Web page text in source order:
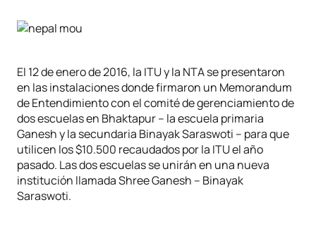
El 12 de enero de 2016, la ITU y la NTA se presentaron
en las instalaciones donde firmaron un Memorandum
de Entendimiento con el comité de gerenciamiento de
dos escuelas en Bhaktapur – la escuela primaria
Ganesh y la secundaria Binayak Saraswoti – para que
utilicen los $10.500 recaudados por la ITU el año
pasado. Las dos escuelas se unirán en una nueva
institución llamada Shree Ganesh – Binayak
Saraswoti.